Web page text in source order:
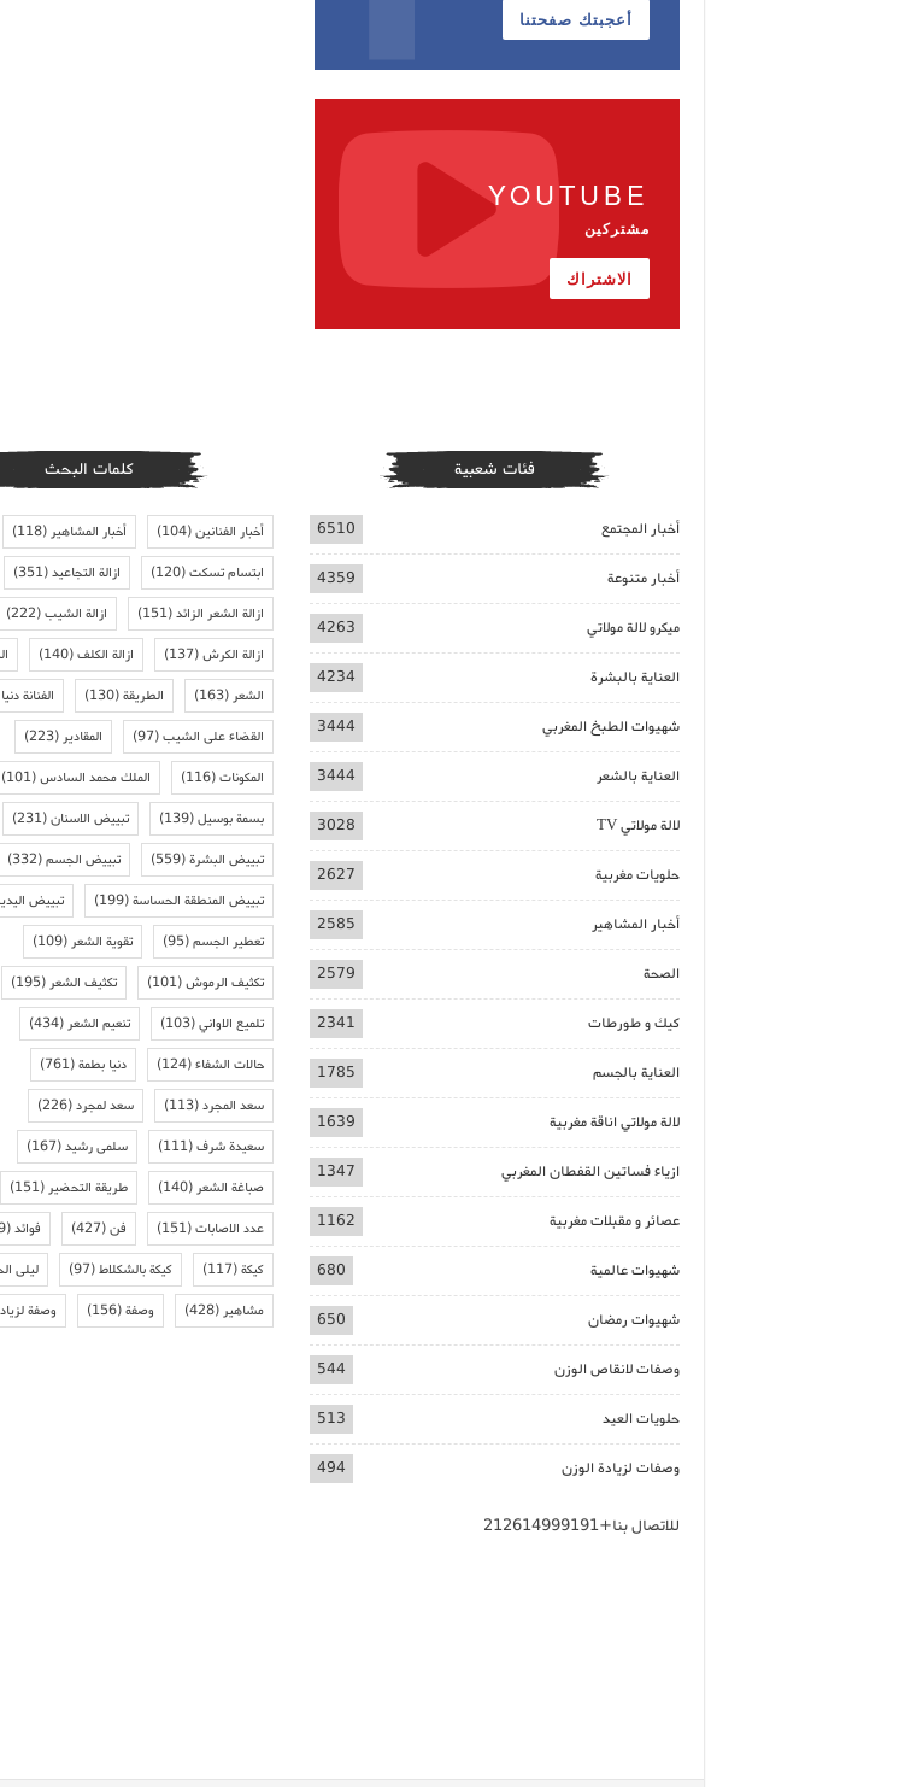
أعجبتك صفحتنا
YOUTUBE
مشتركين
الاشتراك
فئات شعبية
أخبار المجتمع 6510
أخبار متنوعة 4359
ميكرو لالة مولاتي 4263
العناية بالبشرة 4234
شهيوات الطبخ المغربي 3444
العناية بالشعر 3444
لالة مولاتي TV 3028
حلويات مغربية 2627
أخبار المشاهير 2585
الصحة 2579
كيك و طورطات 2341
العناية بالجسم 1785
لالة مولاتي اناقة مغربية 1639
ازياء فساتين القفطان المغربي 1347
عصائر و مقبلات مغربية 1162
شهيوات عالمية 680
شهيوات رمضان 650
وصفات لانقاص الوزن 544
حلويات العيد 513
وصفات لزيادة الوزن 494
للاتصال بنا+212614999191
كلمات البحث
أخبار الفنانين(104) أخبار المشاهير(118)
ابتسام تسكت(120) ازالة التجاعيد(351)
ازالة الشعر الزائد(151) ازالة الشيب(222)
ازالة الكرش(137) ازالة الكلف(140)
الشعر(163) الطريقة(130) الفنانة
القضاء على الشيب(97) المقادير(223)
المكونات(116) الملك محمد السادس(101)
بسمة بوسيل(139) تبييض الاسنان(231)
تبييض البشرة(559) تبييض الجسم(332)
تبييض المنطقة الحساسة(199) تبييض
تعطير الجسم(95) تقوية الشعر(109)
تكثيف الرموش(101) تكثيف الشعر(195)
تلميع الاواني(103) تنعيم الشعر(434)
حالات الشفاء(124) دنيا بطمة(761)
سعد المجرد(113) سعد لمجرد(226)
سعيدة شرف(111) سلمى رشيد(167)
صباغة الشعر(140) طريقة التحضير(151)
عدد الاصابات(151) فن(427) فوائد(109)
كيكة(117) كيكة بالشكلاط(97) ليلى
مشاهير(428) وصفة(156) وصفة